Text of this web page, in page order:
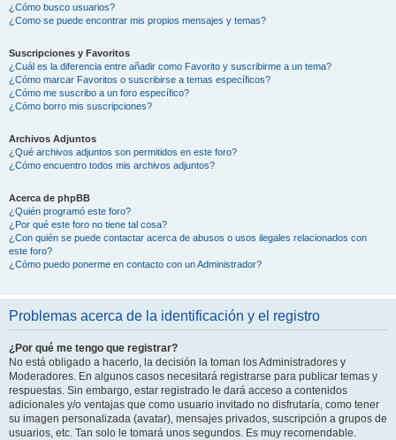
¿Cómo busco usuarios?
¿Como se puede encontrar mis propios mensajes y temas?
Suscripciones y Favoritos
¿Cuál es la diferencia entre añadir como Favorito y suscribirme a un tema?
¿Cómo marcar Favoritos o suscribirse a temas específicos?
¿Cómo me suscribo a un foro específico?
¿Cómo borro mis suscripciones?
Archivos Adjuntos
¿Qué archivos adjuntos son permitidos en este foro?
¿Cómo encuentro todos mis archivos adjuntos?
Acerca de phpBB
¿Quién programó este foro?
¿Por qué este foro no tiene tal cosa?
¿Con quién se puede contactar acerca de abusos o usos ilegales relacionados con
este foro?
¿Cómo puedo ponerme en contacto con un Administrador?
Problemas acerca de la identificación y el registro
¿Por qué me tengo que registrar?
No está obligado a hacerlo, la decisión la toman los Administradores y
Moderadores. En algunos casos necesitará registrarse para publicar temas y
respuestas. Sin embargo, estar registrado le dará acceso a contenidos
adicionales y/o ventajas que como usuario invitado no disfrutaría, como tener
su imagen personalizada (avatar), mensajes privados, suscripción a grupos de
usuarios, etc. Tan solo le tomará unos segundos. Es muy recomendable.